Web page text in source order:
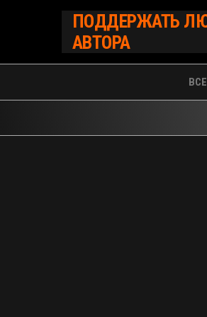
содержимому
ПОДДЕРЖАТЬ
АВТОРА